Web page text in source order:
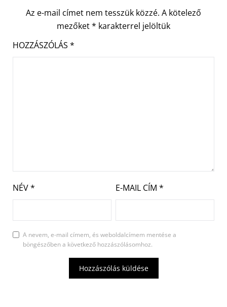
Az e-mail címet nem tesszük közzé. A kötelező
mezőket* karakterrel jelöltük
HOZZÁSZÓLÁS *
NÉV* E-MAIL CÍM *
A nevem, e-mail címem, és weboldalcímem mentése a
böngészőben a következő hozzászólásomhoz.